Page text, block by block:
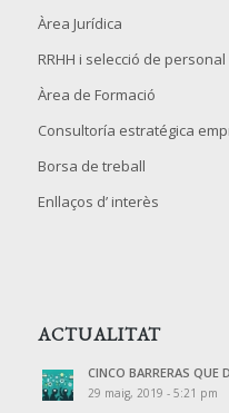
Àrea Jurídica
RRHH i selecció de personal
Àrea de Formació
Consultoría estratégica
Borsa de treball
Enllaços d’ interès
ACTUALITAT
CINCO BARRERAS QUE
29 maig, 2019 - 5:21 pm